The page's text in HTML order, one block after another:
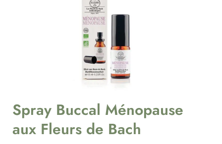
Spray Buccal Ménopause
aux Fleurs de Bach